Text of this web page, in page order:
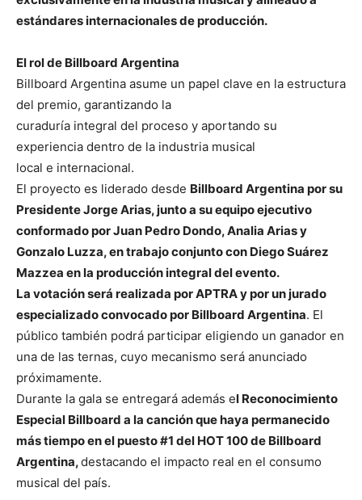
estándaresinternacionales de producción.
El rol de Billboard Argentina
Billboard Argentina asume un papel clave en la estructura
del premio, garantizando la
curaduría integral del proceso y aportando su
experiencia dentro de la industria musical
local e internacional.
El proyecto es liderado desde Billboard Argentina por su
Presidente Jorge Arias, junto a suequipo ejecutivo
conformado por Juan Pedro Dondo, Analia Arias y
Gonzalo Luzza, entrabajo conjunto con Diego Suárez
Mazzea en la producción integral del evento.
La votación será realizada por APTRA y por un jurado
especializado convocado por Billboard Argentina. El
público también podrá participar eligiendo un ganador en
una de las ternas, cuyo mecanismo será anunciado
próximamente.
Durante la gala se entregará además el Reconocimiento
Especial Billboard a la canciónque haya permanecido
más tiempo en el puesto #1 del HOT 100 de Billboard
Argentina,destacando el impacto real en el consumo
musical del país.